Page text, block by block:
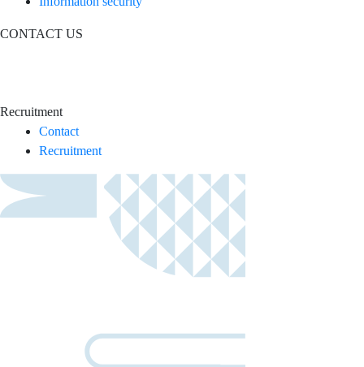
CONTACT US
Recruitment
Contact
Recruitment